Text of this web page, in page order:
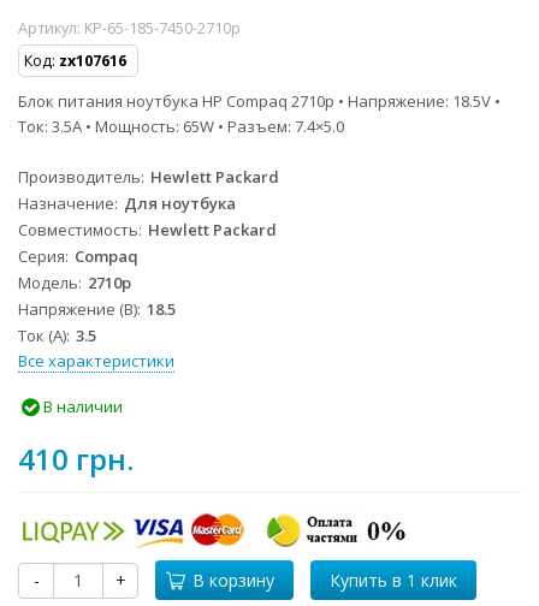
Артикул: KP-65-185-7450-2710p
Код: zx107616
Блок питания ноутбука HP Compaq 2710p • Напряжение: 18.5V •
Ток: 3.5A • Мощность: 65W • Разъем: 7.4×5.0
Производитель Hewlett Packard
Назначение Для ноутбука
Совместимость Hewlett Packard
Серия Compaq
Модель 2710p
Напряжение (В) 18.5
Ток (А) 3.5
Все характеристики
В наличии
410 грн.
- + В корзину